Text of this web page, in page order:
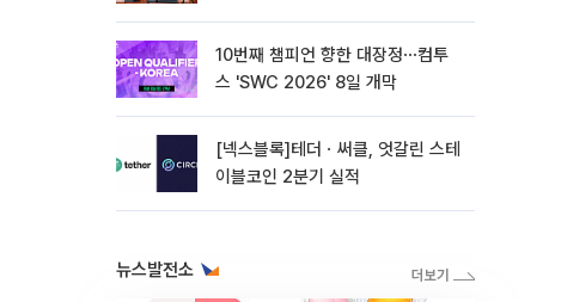
10번째 챔피언 향한 대장정⋯컴투
스 'SWC 2026' 8일 개막
[넥스블록]테더ㆍ써클, 엇갈린 스테
이블코인 2분기 실적
뉴스발전소